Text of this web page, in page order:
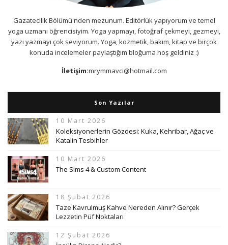
Gazatecilik Bölümü'nden mezunum. Editörlük yapıyorum ve temel
yoga uzmanı öğrencisiyim. Yoga yapmayı, fotoğraf çekmeyi, gezmeyi,
yazı yazmayı çok seviyorum. Yoga, kozmetik, bakım, kitap ve birçok
konuda incelemeler paylaştığım bloğuma hoş geldiniz :)
İletişim:mrymmavci@hotmail.com
Son Yazılar
10 Mart 2026
Koleksiyonerlerin Gözdesi: Kuka, Kehribar, Ağaç ve
Katalin Tesbihler
10 Mart 2026
The Sims 4 & Custom Content
18 Şubat 2026
Taze Kavrulmuş Kahve Nereden Alınır? Gerçek
Lezzetin Püf Noktaları
12 Şubat 2026